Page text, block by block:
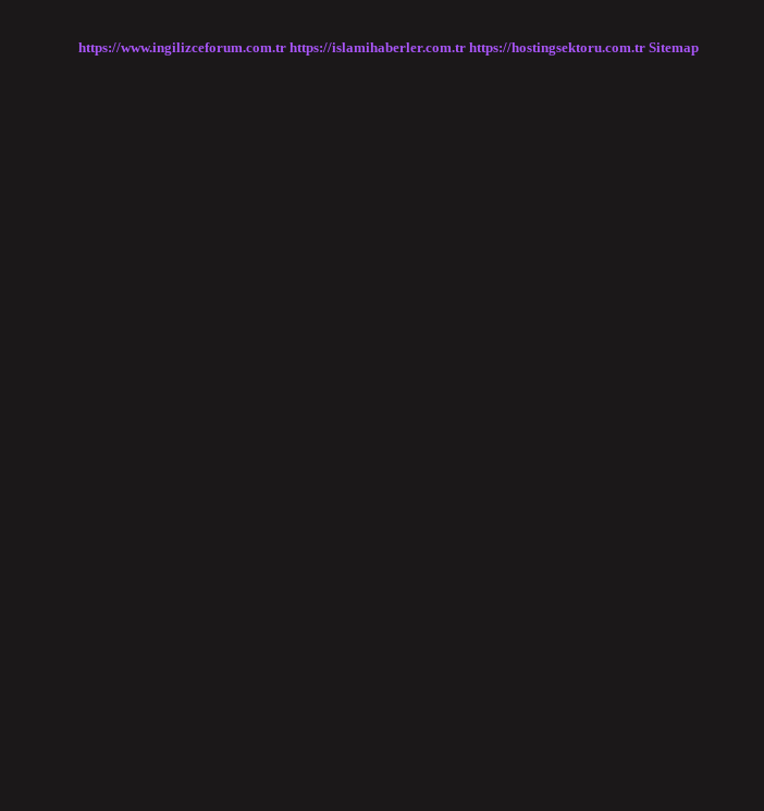
https://www.ingilizceforum.com.tr https://islamihaberler.com.tr https://hostingsektoru.com.tr Sitemap